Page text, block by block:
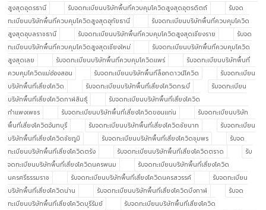
สูงสุดอุดรธานี
รับจดทะเบียนบริษัทพื้นที่ควบคุมโควิดสูงสุดอุตรดิตถ์
รับจด
ทะเบียนบริษัทพื้นที่ควบคุมโควิดสูงสุดอุทัยธานี
รับจดทะเบียนบริษัทพื้นที่ควบคุมโควิด
สูงสุดอุบลราชธานี
รับจดทะเบียนบริษัทพื้นที่ควบคุมโควิดสูงสุดเชียงราย
รับจด
ทะเบียนบริษัทพื้นที่ควบคุมโควิดสูงสุดเชียงใหม่
รับจดทะเบียนบริษัทพื้นที่ควบคุมโควิด
สูงสุดเลย
รับจดทะเบียนบริษัทพื้นที่ควบคุมโควิดแพร่
รับจดทะเบียนบริษัทพื้นที่
ควบคุมโควิดแม่ฮ่องสอน
รับจดทะเบียนบริษัทพื้นที่ล็อกดาวน์โควิด
รับจดทะเบียน
บริษัทพื้นที่เสี่ยงโควิด
รับจดทะเบียนบริษัทพื้นที่เสี่ยงโควิดกระบี่
รับจดทะเบียน
บริษัทพื้นที่เสี่ยงโควิดกาฬสินธุ์
รับจดทะเบียนบริษัทพื้นที่เสี่ยงโควิด
กำแพงเพชร
รับจดทะเบียนบริษัทพื้นที่เสี่ยงโควิดขอนแก่น
รับจดทะเบียนบริษัท
พื้นที่เสี่ยงโควิดจันทบุรี
รับจดทะเบียนบริษัทพื้นที่เสี่ยงโควิดชัยนาท
รับจดทะเบียน
บริษัทพื้นที่เสี่ยงโควิดชัยภูมิ
รับจดทะเบียนบริษัทพื้นที่เสี่ยงโควิดชุมพร
รับจด
ทะเบียนบริษัทพื้นที่เสี่ยงโควิดตรัง
รับจดทะเบียนบริษัทพื้นที่เสี่ยงโควิดตราด
รับ
จดทะเบียนบริษัทพื้นที่เสี่ยงโควิดนครพนม
รับจดทะเบียนบริษัทพื้นที่เสี่ยงโควิด
นครศรีธรรมราช
รับจดทะเบียนบริษัทพื้นที่เสี่ยงโควิดนครสวรรค์
รับจดทะเบียน
บริษัทพื้นที่เสี่ยงโควิดน่าน
รับจดทะเบียนบริษัทพื้นที่เสี่ยงโควิดบึงกาฬ
รับจด
ทะเบียนบริษัทพื้นที่เสี่ยงโควิดบุรีรัมย์
รับจดทะเบียนบริษัทพื้นที่เสี่ยงโควิด